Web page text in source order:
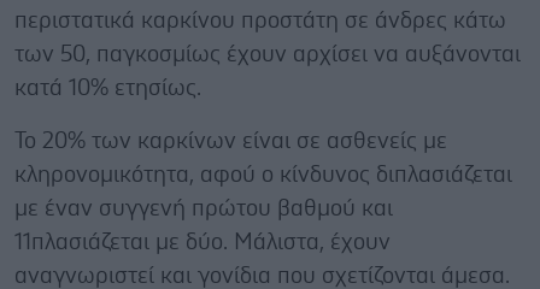
περιστατικά καρκίνου προστάτη σε άνδρες κάτω
των 50, παγκοσμίως έχουν αρχίσει να αυξάνονται
κατά 10% ετησίως.
Το 20% των καρκίνων είναι σε ασθενείς με
κληρονομικότητα, αφού ο κίνδυνος διπλασιάζεται
με έναν συγγενή πρώτου βαθμού και
11πλασιάζεται με δύο. Μάλιστα, έχουν
αναγνωριστεί και γονίδια που σχετίζονται άμεσα.